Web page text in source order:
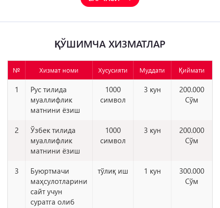
ҚЎШИМЧА ХИЗМАТЛАР
№ Хизмат номи Хусусияти Муддати Қиймати
1
Рус тилида
муаллифлик
матнини ёзиш
1000
символ
3 кун
200.000
Сўм
2
Ўзбек тилида
муаллифлик
матнини ёзиш
1000
символ
3 кун
200.000
Сўм
3
Буюртмачи
маҳсулотларини
сайт учун
суратга олиб
тўлиқ иш 1 кун
300.000
Сўм